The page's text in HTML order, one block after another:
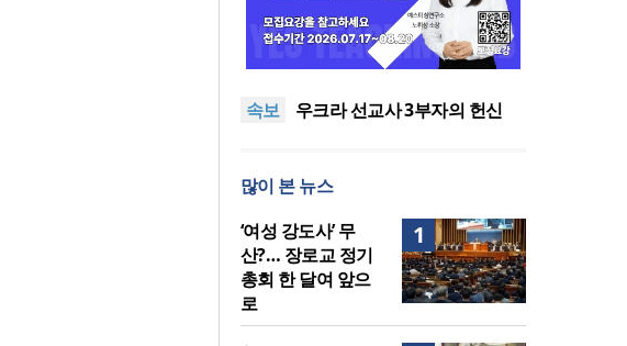
속보
[최원호 목사의 영혼의 양식 63]
까?
한인 목회자 석방돼
우크라 선교사 3부자의 헌신
지법 시행… 기독교계 강력 반
[최원호 목사의 영혼의 양식 63]
말씀은 같은데 왜 열매는 다를
까?
美 이민구금센터에 억류됐던
한인 목회자 석방돼
많이 본 뉴스
1
‘여성 강도사’ 무
산?… 장로교 정기
총회 한 달여 앞으
로